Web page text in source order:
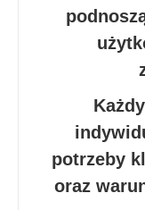
potrzeby
oraz